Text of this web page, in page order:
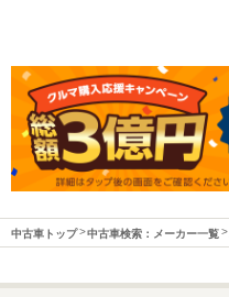
中古車トップ 中古車検索：メーカー一覧